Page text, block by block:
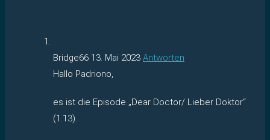
Bridge66 13. Mai 2023 Antworten
Hallo Padriono,
es ist die Episode „Dear Doctor/ Lieber Doktor“
(1.13).